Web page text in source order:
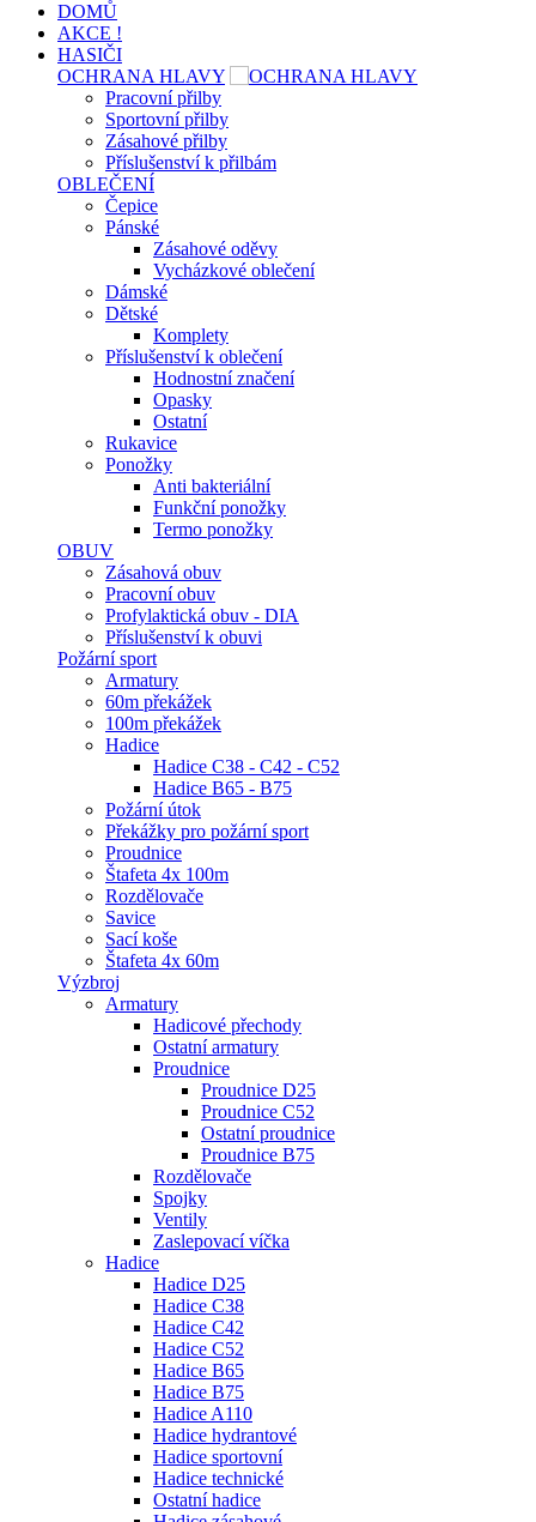
DOMŮ
AKCE !
HASIČI
OCHRANA HLAVY
Pracovní přilby
Sportovní přilby
Zásahové přilby
Příslušenství k přilbám
OBLEČENÍ
Čepice
Pánské
Zásahové oděvy
Vycházkové oblečení
Dámské
Dětské
Komplety
Příslušenství k oblečení
Hodnostní značení
Opasky
Ostatní
Rukavice
Ponožky
Anti bakteriální
Funkční ponožky
Termo ponožky
OBUV
Zásahová obuv
Pracovní obuv
Profylaktická obuv - DIA
Příslušenství k obuvi
Požární sport
Armatury
60m překážek
100m překážek
Hadice
Hadice C38 - C42 - C52
Hadice B65 - B75
Požární útok
Překážky pro požární sport
Proudnice
Štafeta 4x 100m
Rozdělovače
Savice
Sací koše
Štafeta 4x 60m
Výzbroj
Armatury
Hadicové přechody
Ostatní armatury
Proudnice
Proudnice D25
Proudnice C52
Ostatní proudnice
Proudnice B75
Rozdělovače
Spojky
Ventily
Zaslepovací víčka
Hadice
Hadice D25
Hadice C38
Hadice C42
Hadice C52
Hadice B65
Hadice B75
Hadice A110
Hadice hydrantové
Hadice sportovní
Hadice technické
Ostatní hadice